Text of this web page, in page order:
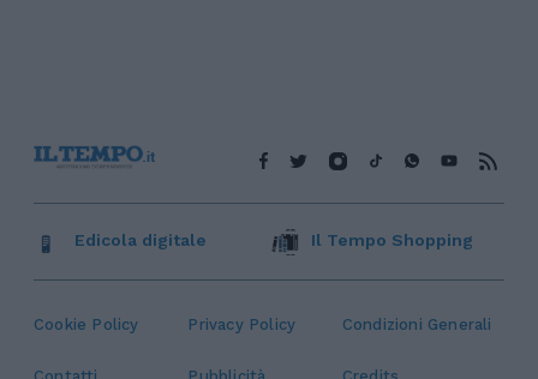
Cookie Policy Privacy Policy Condizioni Generali
Edicola digitale Il Tempo Shopping